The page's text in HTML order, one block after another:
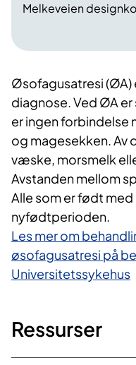
Melkeveien
Øsofagusatresi (ØA)
diagnose. Ved ØA
er ingen forbindelse
og magesekken. Av
væske, morsmelk
Avstanden mellom
Alle som er født
nyfødtperioden.
Les mer om
øsofagusatresi på
Universitetssykehus
Ressurser